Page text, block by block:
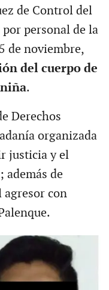
de Control del
personal de la
de noviembre,
del cuerpo de
.
Derechos
organizada
justicia y el
además de
agresor con